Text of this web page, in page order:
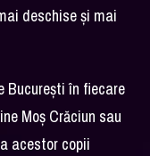
deschise și mai
București în fiecare
Moș Crăciun sau
acestor copii